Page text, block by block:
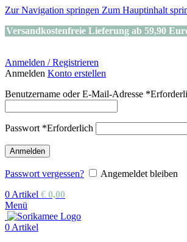
Zur Navigation springen Zum Hauptinhalt
Versandkostenfreie Lieferung ab 59,90
Anmelden / Registrieren
Anmelden Konto erstellen
Benutzername oder E-Mail-Adresse *
Passwort *Erforderlich
Anmelden
Passwort vergessen?
Angemeldet bleiben
0 Artikel € 0,00
Menü
0 Artikel